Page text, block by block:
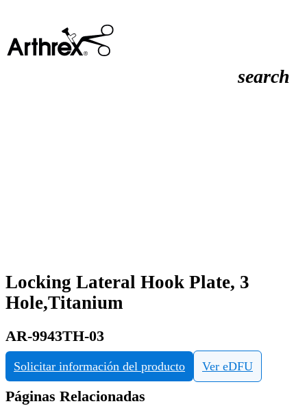
search
Locking Lateral Hook Plate, 3
Hole,Titanium
AR-9943TH-03
Solicitar información del producto Ver eDFU
Páginas Relacionadas